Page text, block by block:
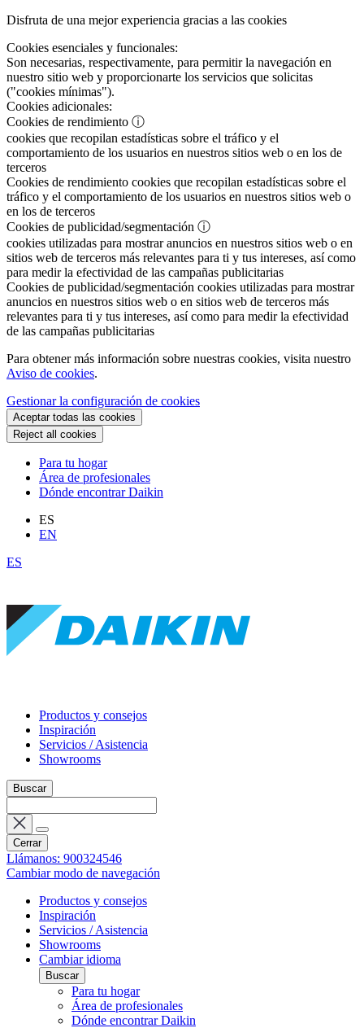
Disfruta de una mejor experiencia gracias a las cookies
Cookies esenciales y funcionales:
Son necesarias, respectivamente, para permitir la navegación en
nuestro sitio web y proporcionarte los servicios que solicitas
("cookies mínimas").
Cookies adicionales:
Cookies de rendimiento ⓘ
cookies que recopilan estadísticas sobre el tráfico y el
comportamiento de los usuarios en nuestros sitios web o en los de
terceros
Cookies de rendimiento cookies que recopilan estadísticas sobre el
tráfico y el comportamiento de los usuarios en nuestros sitios web o
en los de terceros
Cookies de publicidad/segmentación ⓘ
cookies utilizadas para mostrar anuncios en nuestros sitios web o en
sitios web de terceros más relevantes para ti y tus intereses, así como
para medir la efectividad de las campañas publicitarias
Cookies de publicidad/segmentación cookies utilizadas para mostrar
anuncios en nuestros sitios web o en sitios web de terceros más
relevantes para ti y tus intereses, así como para medir la efectividad
de las campañas publicitarias
Para obtener más información sobre nuestras cookies, visita nuestro
Aviso de cookies.
Gestionar la configuración de cookies
Aceptar todas las cookies
Reject all cookies
Para tu hogar
Área de profesionales
Dónde encontrar Daikin
ES
EN
ES
Productos y consejos
Inspiración
Servicios / Asistencia
Showrooms
Buscar
Cerrar
Llámanos: 900324546
Cambiar modo de navegación
Productos y consejos
Inspiración
Servicios / Asistencia
Showrooms
Cambiar idioma
Buscar
Para tu hogar
Área de profesionales
Dónde encontrar Daikin